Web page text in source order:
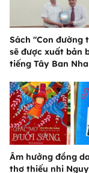
Sách "Con đường
sẽ được xuất bản
tiếng Tây Ban
Âm hưởng đồng
thơ thiếu nhi